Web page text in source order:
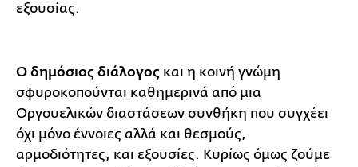
εξουσίας.
Ο δημόσιος διάλογος και η κοινή γνώμη
σφυροκοπούνται καθημερινά από μια
Οργουελικών διαστάσεων συνθήκη που συγχέει
όχι μόνο έννοιες αλλά και θεσμούς,
αρμοδιότητες, και εξουσίες. Κυρίως όμως ζούμε